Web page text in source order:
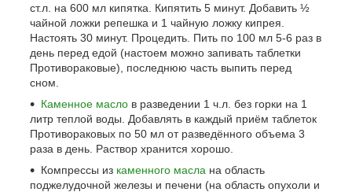
ст.л. на 600 мл кипятка. Кипятить 5 минут. Добавить ½
чайной ложки репешка и 1 чайную ложку кипрея.
Настоять 30 минут. Процедить. Пить по 100 мл 5-6 раз в
день перед едой (настоем можно запивать таблетки
Противораковые), последнюю часть выпить перед
сном.
Каменное масло в разведении 1 ч.л. без горки на 1
литр теплой воды. Добавлять в каждый приём таблеток
Противораковых по 50 мл от разведённого объема 3
раза в день. Раствор хранится хорошо.
Компрессы из каменного масла на область
поджелудочной железы и печени (на область опухоли и